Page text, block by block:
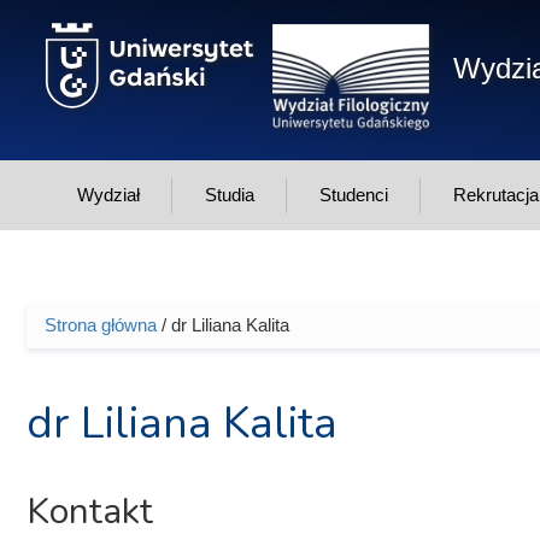
Wydział Studia Studenci Rekrutacja
Jesteś tutaj
Strona główna / dr Liliana Kalita
dr Liliana Kalita
Kontakt